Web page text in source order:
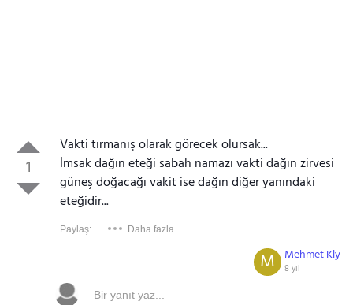
1
Vakti tırmanış olarak görecek olursak...
İmsak dağın eteği sabah namazı vakti dağın zirvesi
güneş doğacağı vakit ise dağın diğer yanındaki
eteğidir...
Paylaş: Daha fazla
Mehmet Kly
8 yıl
M